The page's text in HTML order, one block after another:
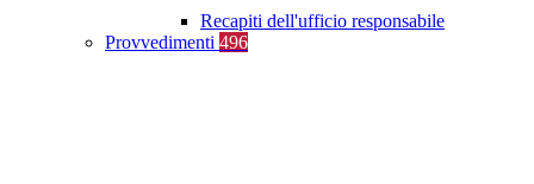
Recapiti dell'ufficio responsabile
Provvedimenti 496